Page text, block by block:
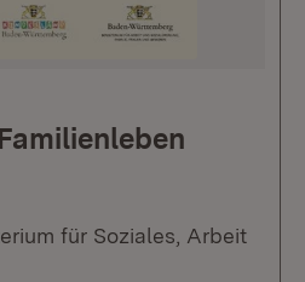
für Soziales, Arbeit